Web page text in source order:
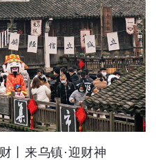
丨来乌镇·迎财神